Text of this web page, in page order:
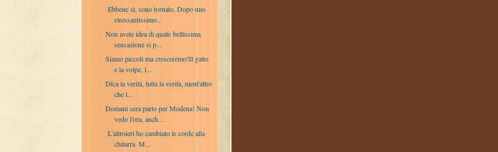
Ebbene sì, sono tornato. Dopo uno
stressantissimo...
Non avete idea di quale bellissima
sensazione si p...
Siamo piccoli ma cresceremo!Il gatto
e la volpe, i...
Dica la verità, tutta la verità, nient'altro
che l...
Domani sera parto per Modena! Non
vedo l'ora, anch...
L'altroieri ho cambiato le corde alla
chitarra. M...